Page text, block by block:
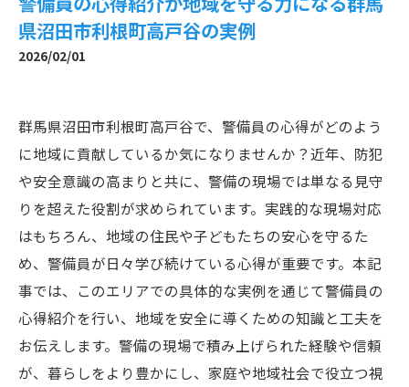
県沼田市利根町高戸谷の実例
2026/02/01
群馬県沼田市利根町高戸谷で、警備員の心得がどのよう
に地域に貢献しているか気になりませんか？近年、防犯
や安全意識の高まりと共に、警備の現場では単なる見守
りを超えた役割が求められています。実践的な現場対応
はもちろん、地域の住民や子どもたちの安心を守るた
め、警備員が日々学び続けている心得が重要です。本記
事では、このエリアでの具体的な実例を通じて警備員の
心得紹介を行い、地域を安全に導くための知識と工夫を
お伝えします。警備の現場で積み上げられた経験や信頼
が、暮らしをより豊かにし、家庭や地域社会で役立つ視